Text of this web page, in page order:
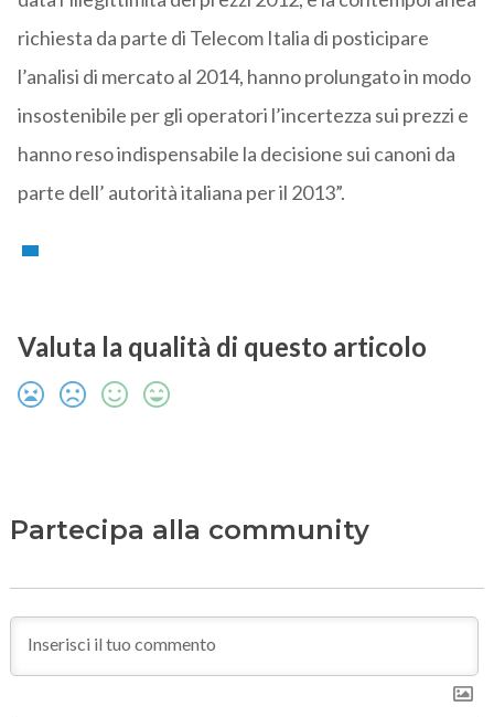
richiesta da parte di Telecom Italia di posticipare
l’analisi di mercato al 2014, hanno prolungato in modo
insostenibile per gli operatori l’incertezza sui prezzi e
hanno reso indispensabile la decisione sui canoni da
parte dell’ autorità italiana per il 2013”.
Valuta la qualità di questo articolo
Partecipa alla community